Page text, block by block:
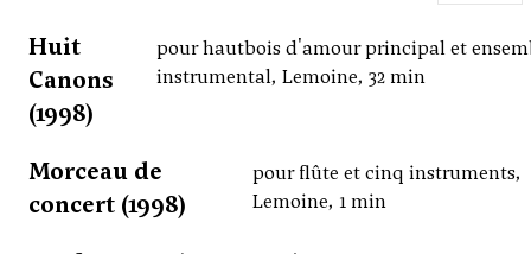
Huit
Canons
(1998)
pour hautbois d'amour principal et
instrumental, Lemoine, 32 min
Morceau de
concert (1998)
pour flûte et cinq instruments,
Lemoine, 1 min